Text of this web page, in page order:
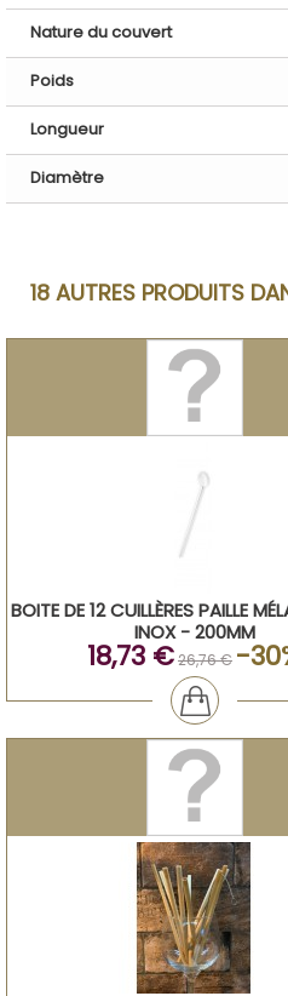
Nature du couvert
Poids
Longueur
Diamètre
18 AUTRES PRODUITS
BOITE DE 12 CUILLÈRES PAILLE
INOX - 200MM
18,73 €26,76 € -